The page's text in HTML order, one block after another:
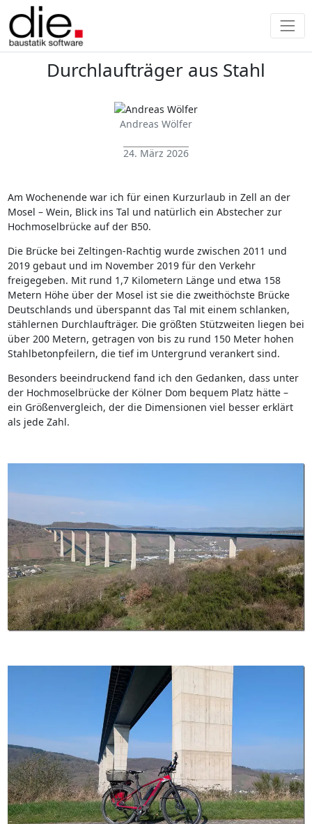
Durchlaufträger aus Stahl
Andreas Wölfer
24. März 2026
Am Wochenende war ich für einen Kurzurlaub in Zell an der
Mosel – Wein, Blick ins Tal und natürlich ein Abstecher zur
Hochmoselbrücke auf der B50.
Die Brücke bei Zeltingen‑Rachtig wurde zwischen 2011 und
2019 gebaut und im November 2019 für den Verkehr
freigegeben. Mit rund 1,7 Kilometern Länge und etwa 158
Metern Höhe über der Mosel ist sie die zweithöchste Brücke
Deutschlands und überspannt das Tal mit einem schlanken,
stählernen Durchlaufträger. Die größten Stützweiten liegen bei
über 200 Metern, getragen von bis zu rund 150 Meter hohen
Stahlbetonpfeilern, die tief im Untergrund verankert sind.
Besonders beeindruckend fand ich den Gedanken, dass unter
der Hochmoselbrücke der Kölner Dom bequem Platz hätte –
ein Größenvergleich, der die Dimensionen viel besser erklärt
als jede Zahl.